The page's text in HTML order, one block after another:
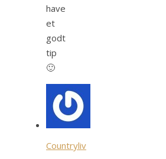
have
et
godt
tip
🙂
Countryliv